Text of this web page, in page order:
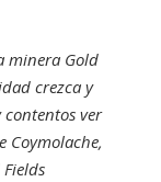
minera Gold
crezca y
ver
Coymolache,